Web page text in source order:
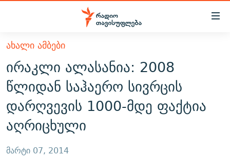
Accessibility
მთავარ
შინაარსზე
დაბრუნება
მთავარ
ნავიგაციაზე
დაბრუნება
ძიებაზე
დაბრუნება
ᲐᲮᲐᲚᲘ ᲐᲛᲑᲔᲑᲘ
ᲗᲔᲛᲔᲑᲘ
ᲞᲝᲚᲘᲢᲘᲙᲐ
ᲔᲙᲝᲜᲝᲛᲘᲙᲐ
ᲡᲐᲖᲝᲒᲐᲓᲝᲔᲑᲐ
ᲙᲣᲚᲢᲣᲠᲐ
ᲕᲘᲓᲔᲝ
ᲑᲚᲝᲒᲔᲑᲘ
ᲞᲝᲓᲙᲐᲡᲢᲔᲑᲘ
ᲐᲡᲐᲗᲘᲐᲜᲘᲡ ᲙᲣᲗᲮᲔ
ᲒᲐᲓᲐᲪᲔᲛᲔᲑᲘ
ᲐᲮᲐᲚᲘ ᲐᲛᲑᲔᲑᲘ
ირაკლი ალასანია: 2008
წლიდან საჰაერო სივრცის
დარღვევის 1000-მდე ფაქტია
აღრიცხული
მარტი 07, 2014